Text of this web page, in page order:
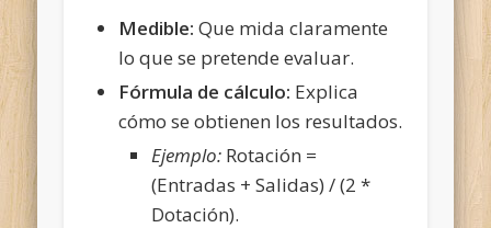
Medible: Que mida claramente
lo que se pretende evaluar.
Fórmula de cálculo: Explica
cómo se obtienen los resultados.
Ejemplo: Rotación =
(Entradas + Salidas) / (2 *
Dotación).